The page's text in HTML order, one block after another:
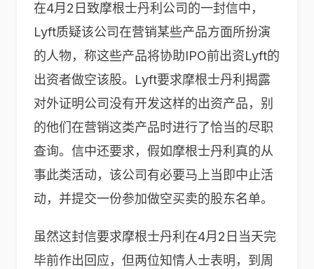
在4月2日致摩根士丹利公司的一封信中，
Lyft质疑该公司在营销某些产品方面所扮演
的人物，称这些产品将协助IPO前出资Lyft的
出资者做空该股。Lyft要求摩根士丹利揭露
对外证明公司没有开发这样的出资产品，别
的他们在营销这类产品时进行了恰当的尽职
查询。信中还要求，假如摩根士丹利真的从
事此类活动，该公司有必要马上当即中止活
动，并提交一份参加做空买卖的股东名单。
虽然这封信要求摩根士丹利在4月2日当天完
毕前作出回应，但两位知情人士表明，到周